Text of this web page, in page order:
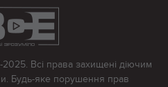
Всі права захищені діючим
Будь-яке порушення прав